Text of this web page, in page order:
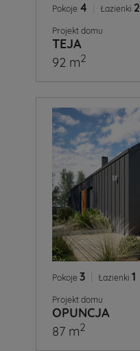
Pokoje 4 Łazienki 2
Projekt domu
TEJA
92 m2
Pokoje 3 Łazienki 1
Projekt domu
OPUNCJA
87 m2